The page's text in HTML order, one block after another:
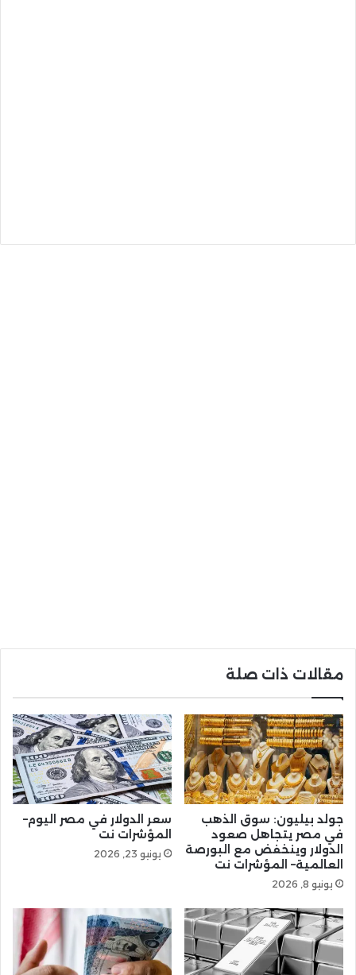
مقالات ذات صلة
جولد بيليون: سوق الذهب
في مصر يتجاهل صعود
الدولار وينخفض مع البورصة
العالمية– المؤشرات نت
يونيو 8, 2026
سعر الدولار في مصر اليوم–
المؤشرات نت
يونيو 23, 2026